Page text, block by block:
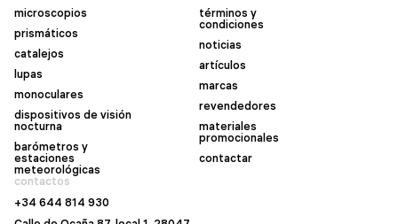
microscopios
prismáticos
catalejos
lupas
monoculares
dispositivos de visión
nocturna
barómetros y
estaciones
meteorológicas
términos y
condiciones
noticias
artículos
marcas
revendedores
materiales
promocionales
contactar
contactos
+34 644 814 930